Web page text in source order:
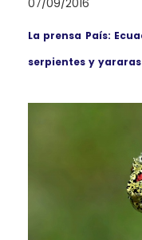
07/09/2016
La prensa País:
serpientes y